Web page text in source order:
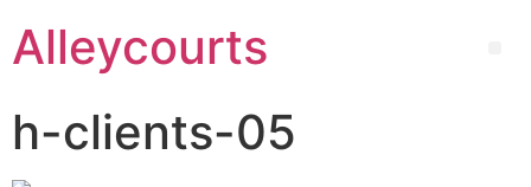
Alleycourts
h-clients-05